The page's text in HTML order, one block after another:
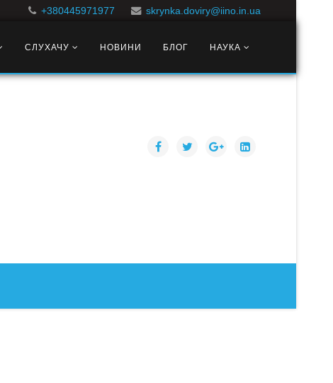
+380445971977 skrynka.doviry@iino.in.ua
СЛУХАЧУ НОВИНИ БЛОГ НАУКА